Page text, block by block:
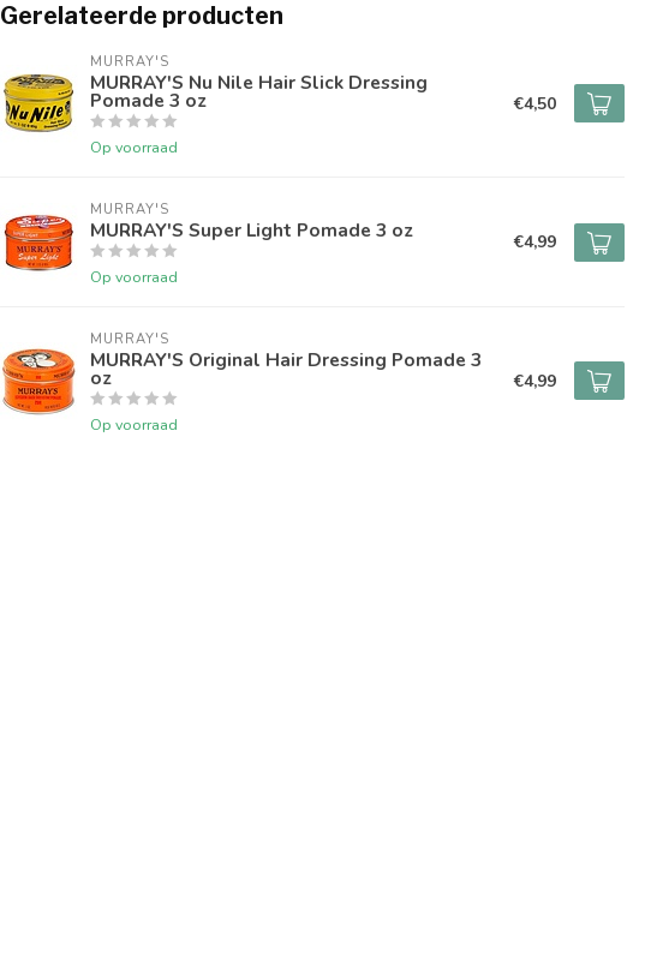
Gerelateerde producten
MURRAY'S
MURRAY'S Nu Nile Hair Slick Dressing
Pomade 3 oz
Op voorraad
€4,50
MURRAY'S
MURRAY'S Super Light Pomade 3 oz
Op voorraad
€4,99
MURRAY'S
MURRAY'S Original Hair Dressing Pomade 3
oz
Op voorraad
€4,99